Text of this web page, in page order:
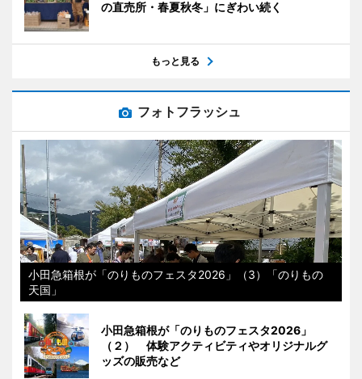
の直売所・春夏秋冬」にぎわい続く
もっと見る
フォトフラッシュ
小田急箱根が「のりものフェスタ2026」（3）「のりもの
天国」
小田急箱根が「のりものフェスタ2026」
（２） 体験アクティビティやオリジナルグ
ッズの販売など